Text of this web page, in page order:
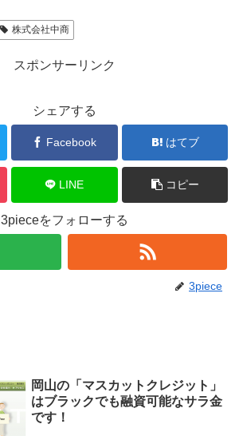
株式会社中商
スポンサーリンク
シェアする
Facebook はてブ
LINE コピー
3pieceをフォローする
3piece
岡山の「マスカットクレジット」
はブラックでも融資可能なサラ金
です！